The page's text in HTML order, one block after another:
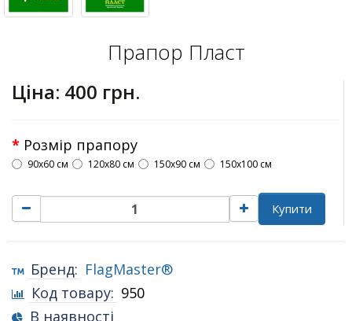
Прапор Пласт
Ціна: 400 грн.
Розмір прапору
90х60 см 120х80 см 150х90 см 150х100 см
Купити
Бренд: FlagMaster®
Код товару: 950
В наявності